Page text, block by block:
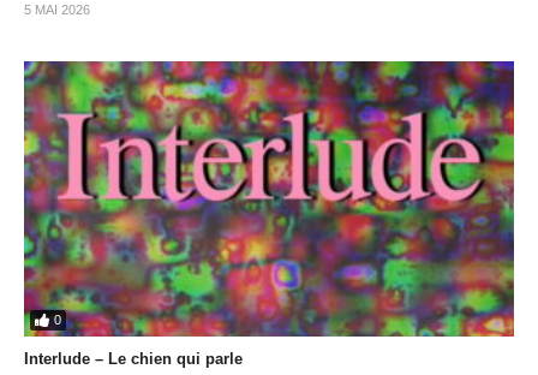
5 MAI 2026
0
Interlude – Le chien qui parle